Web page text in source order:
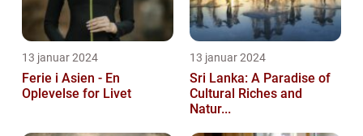
13 januar 2024
Ferie i Asien - En
Oplevelse for Livet
13 januar 2024
Sri Lanka: A Paradise of
Cultural Riches and
Natur...